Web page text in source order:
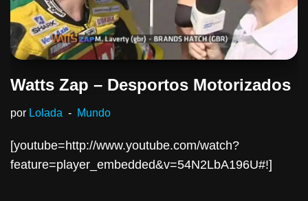
Watts Zap – Desportos Motorizados
por Lolada Mundo
[youtube=http://www.youtube.com/watch?
feature=player_embedded&v=54N2LbA196U#!]